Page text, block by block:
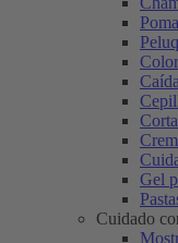
Gel
Cuidado